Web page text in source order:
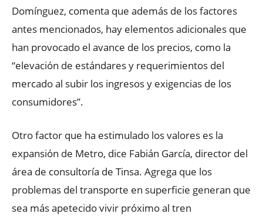
Domínguez, comenta que además de los factores
antes mencionados, hay elementos adicionales que
han provocado el avance de los precios, como la
“elevación de estándares y requerimientos del
mercado al subir los ingresos y exigencias de los
consumidores”.
Otro factor que ha estimulado los valores es la
expansión de Metro, dice Fabián García, director del
área de consultoría de Tinsa. Agrega que los
problemas del transporte en superficie generan que
sea más apetecido vivir próximo al tren